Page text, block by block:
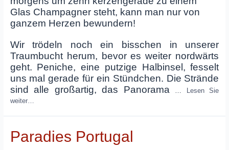
Glas Champagner steht, kann man nur von
ganzem Herzen bewundern!
Wir trödeln noch ein bisschen in unserer
Traumbucht herum, bevor es weiter nordwärts
geht. Peniche, eine putzige Halbinsel, fesselt
uns mal gerade für ein Stündchen. Die Strände
sind alle großartig, das Panorama
…
Lesen Sie
weiter…
Paradies Portugal